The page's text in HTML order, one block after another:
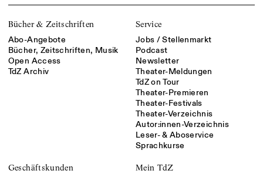
Bücher & Zeitschriften
Abo-Angebote
Bücher, Zeitschriften, Musik
Open Access
TdZ Archiv
Service
Jobs / Stellenmarkt
Podcast
Newsletter
Theater-Meldungen
TdZ on Tour
Theater-Premieren
Theater-Festivals
Theater-Verzeichnis
Autor:innen-Verzeichnis
Leser- & Aboservice
Sprachkurse
Geschäftskunden Mein TdZ